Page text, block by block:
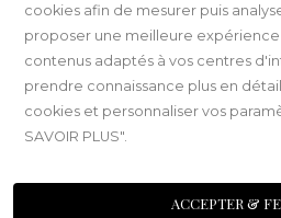
cookies afin de mesurer puis
proposer une meilleure
contenus adaptés à vos centres
prendre connaissance plus en
cookies et personnaliser vos
SAVOIR PLUS".
ACCEPTER &